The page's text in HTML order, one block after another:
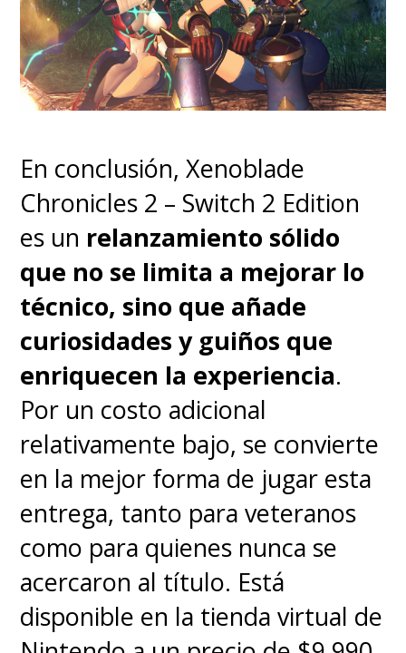
En conclusión, Xenoblade
Chronicles 2 – Switch 2 Edition
es un relanzamiento sólido
que no se limita a mejorar lo
técnico, sino que añade
curiosidades y guiños que
enriquecen la experiencia.
Por un costo adicional
relativamente bajo, se convierte
en la mejor forma de jugar esta
entrega, tanto para veteranos
como para quienes nunca se
acercaron al título. Está
disponible en la tienda virtual de